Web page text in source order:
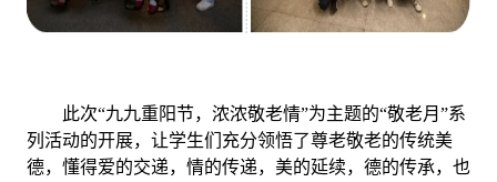
此次“九九重阳节，浓浓敬老情”为主题的“敬老月”系
列活动的开展，让学生们充分领悟了尊老敬老的传统美
德，懂得爱的交递，情的传递，美的延续，德的传承，也